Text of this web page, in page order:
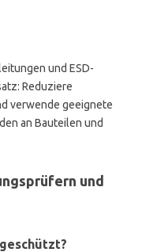
und ESD-
Reduziere
verwende geeignete
an Bauteilen und
und